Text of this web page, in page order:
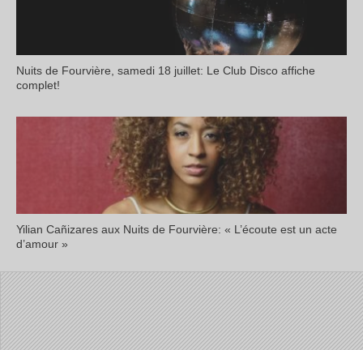
Nuits de Fourvière, samedi 18 juillet: Le Club Disco affiche
complet!
Yilian Cañizares aux Nuits de Fourvière: « L’écoute est un acte
d’amour »